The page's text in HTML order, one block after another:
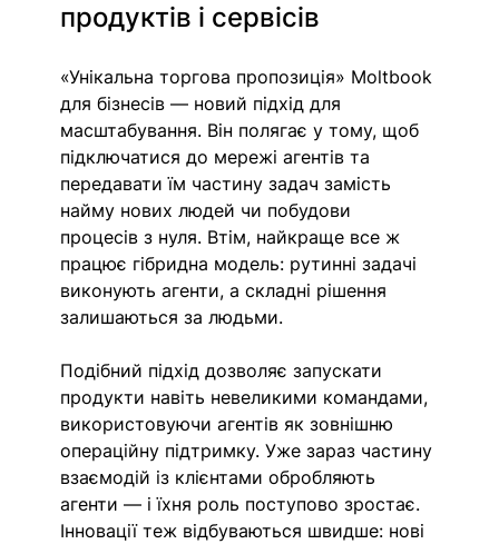
продуктів і сервісів
«Унікальна торгова пропозиція» Moltbook
для бізнесів — новий підхід для
масштабування. Він полягає у тому, щоб
підключатися до мережі агентів та
передавати їм частину задач замість
найму нових людей чи побудови
процесів з нуля. Втім, найкраще все ж
працює гібридна модель: рутинні задачі
виконують агенти, а складні рішення
залишаються за людьми.
Подібний підхід дозволяє запускати
продукти навіть невеликими командами,
використовуючи агентів як зовнішню
операційну підтримку. Уже зараз частину
взаємодій із клієнтами обробляють
агенти — і їхня роль поступово зростає.
Інновації теж відбуваються швидше: нові